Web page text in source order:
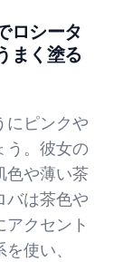
ロシータ
まく塗る
にピンクや
う。彼女の
色や薄い茶
バは茶色や
クセント
使い、